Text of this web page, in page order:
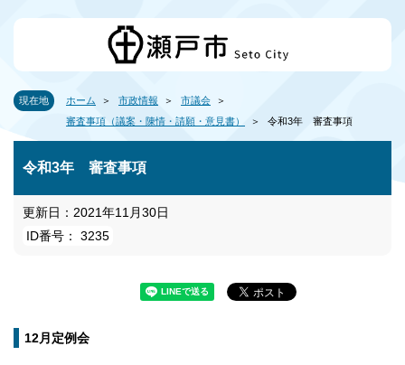
現在地 ホーム 市政情報
市議会
審査事項（議案・陳情・請願・意見書）
令和3年 審査事項
令和3年 審査事項
更新日：2021年11月30日
ID番号： 3235
12月定例会